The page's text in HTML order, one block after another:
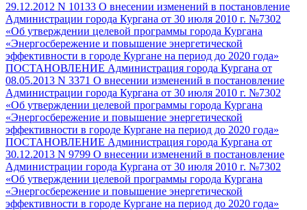
29.12.2012 N 10133 О внесении изменений в постановление
Администрации города Кургана от 30 июля 2010 г. №7302
«Об утверждении целевой программы города Кургана
«Энергосбережение и повышение энергетической
эффективности в городе Кургане на период до 2020 года»
ПОСТАНОВЛЕНИЕ Администрация города Кургана от
08.05.2013 N 3371 О внесении изменений в постановление
Администрации города Кургана от 30 июля 2010 г. №7302
«Об утверждении целевой программы города Кургана
«Энергосбережение и повышение энергетической
эффективности в городе Кургане на период до 2020 года»
ПОСТАНОВЛЕНИЕ Администрация города Кургана от
30.12.2013 N 9799 О внесении изменений в постановление
Администрации города Кургана от 30 июля 2010 г. №7302
«Об утверждении целевой программы города Кургана
«Энергосбережение и повышение энергетической
эффективности в городе Кургане на период до 2020 года»